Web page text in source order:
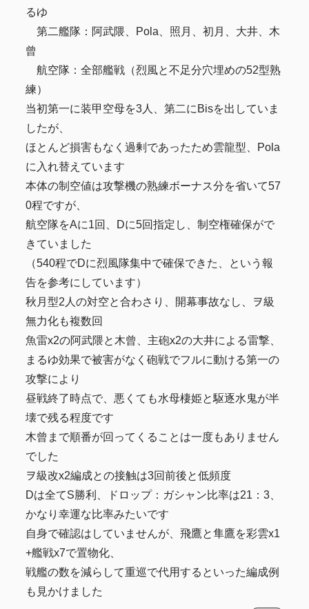
るゆ
第二艦隊：阿武隈、Pola、照月、初月、大井、木
曾
航空隊：全部艦戦（烈風と不足分穴埋めの52型熟
練）
当初第一に装甲空母を3人、第二にBisを出していま
したが、
ほとんど損害もなく過剰であったため雲龍型、Pola
に入れ替えています
本体の制空値は攻撃機の熟練ボーナス分を省いて57
0程ですが、
航空隊をAに1回、Dに5回指定し、制空権確保がで
きていました
（540程でDに烈風隊集中で確保できた、という報
告を参考にしています）
秋月型2人の対空と合わさり、開幕事故なし、ヲ級
無力化も複数回
魚雷x2の阿武隈と木曾、主砲x2の大井による雷撃、
まるゆ効果で被害がなく砲戦でフルに動ける第一の
攻撃により
昼戦終了時点で、悪くても水母棲姫と駆逐水鬼が半
壊で残る程度です
木曾まで順番が回ってくることは一度もありません
でした
ヲ級改x2編成との接触は3回前後と低頻度
Dは全てS勝利、ドロップ：ガシャン比率は21：3、
かなり幸運な比率みたいです
自身で確認はしていませんが、飛鷹と隼鷹を彩雲x1
+艦戦x7で置物化、
戦艦の数を減らして重巡で代用するといった編成例
も見かけました